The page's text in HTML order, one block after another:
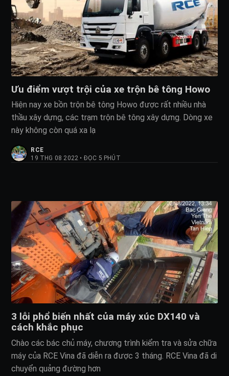
Ưu điểm vượt trội của xe trộn bê tông Howo
Hiện nay xe bồn trộn bê tông Howo được rất nhiều nhà
thầu xây dựng, các trạm trộn bê tông xây dựng. Dòng xe
này không còn quá xa lạ
RCE
19 THG 08 2022 • ĐỌC 5 PHÚT
3 lỗi phổ biến nhất của máy xúc DX140 và
cách khắc phục
Chào các bác chủ máy, chương trình kiểm tra và sửa chữa
máy của RCE Vina đã diễn ra được 3 tháng. RCE Vina đã di
chuyển quảng đường hơn